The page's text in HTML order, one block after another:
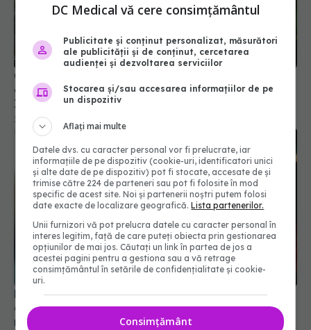
CIA afirmă că, cel mai probabil, "COVID-19 a
apărut dintr-un laborator": O scurgere de la
Institutul de Virologie din Wuhan
26 ian 2025, 16:30
Boala fatală asociată cu COVID. Poate fi
declanșată și de infecțiile ușoare. Cum se
manifestă
DC Medical vă cere consimțământul
Publicitate și conținut personalizat, măsurători
ale publicității și de conținut, cercetarea
audienței și dezvoltarea serviciilor
Stocarea și/sau accesarea informațiilor de pe
un dispozitiv
Aflați mai multe
Datele dvs. cu caracter personal vor fi prelucrate, iar
informațiile de pe dispozitiv (cookie-uri, identificatori unici
și alte date de pe dispozitiv) pot fi stocate, accesate de și
trimise către 224 de parteneri sau pot fi folosite în mod
specific de acest site. Noi și partenerii noștri putem folosi
date exacte de localizare geografică.Lista partenerilor.
Unii furnizori vă pot prelucra datele cu caracter personal în
interes legitim, față de care puteți obiecta prin gestionarea
opțiunilor de mai jos. Căutați un link în partea de jos a
acestei pagini pentru a gestiona sau a vă retrage
consimțământul în setările de confidențialitate și cookie-
uri.
Consimțământ